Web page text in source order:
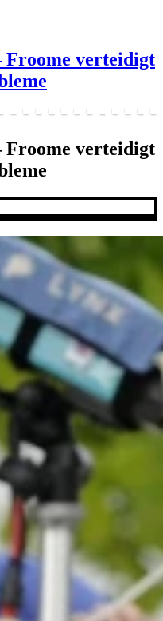
verteidigt
verteidigt